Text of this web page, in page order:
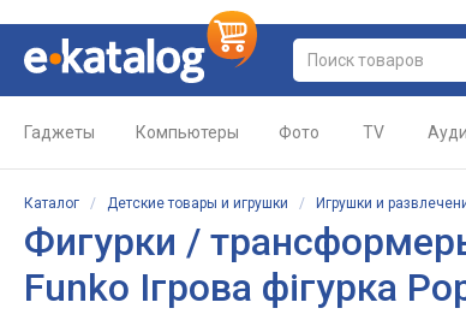
Гаджеты Компьютеры Фото TV
Каталог / Детские товары и игрушки / Игрушки и
Фигурки /
Funko Ігрова фігурка